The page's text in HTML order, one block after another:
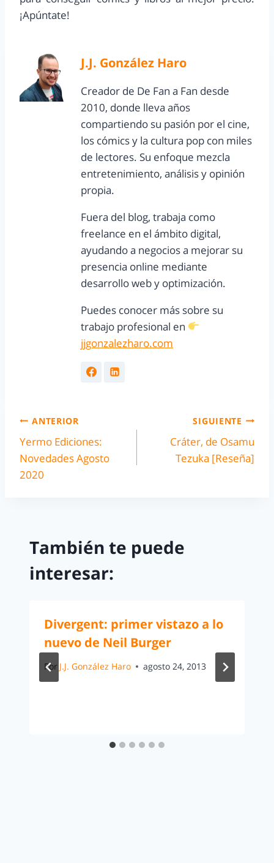
¡Apúntate!
J.J. González Haro
Creador de De Fan a Fan desde
2010, donde lleva años
compartiendo su pasión por el cine,
los cómics y la cultura pop con miles
de lectores. Su enfoque mezcla
entretenimiento, análisis y opinión
propia.
Fuera del blog, trabaja como
freelance en el ámbito digital,
ayudando a negocios a mejorar su
presencia online mediante
desarrollo web y optimización.
Puedes conocer más sobre su
trabajo profesional en
jjgonzalezharo.com
ANTERIOR
Yermo Ediciones:
Novedades Agosto
2020
SIGUIENTE
Cráter, de Osamu
Tezuka [Reseña]
También te puede
interesar:
Divergent: primer vistazo a lo
nuevo de Neil Burger
Por J.J. González Haro agosto 24, 2013